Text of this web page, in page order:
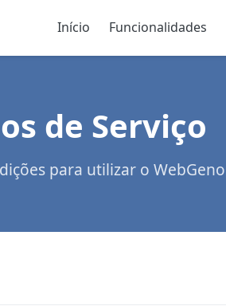
Início Funcionalidades
de Serviço
para utilizar o WebGeno